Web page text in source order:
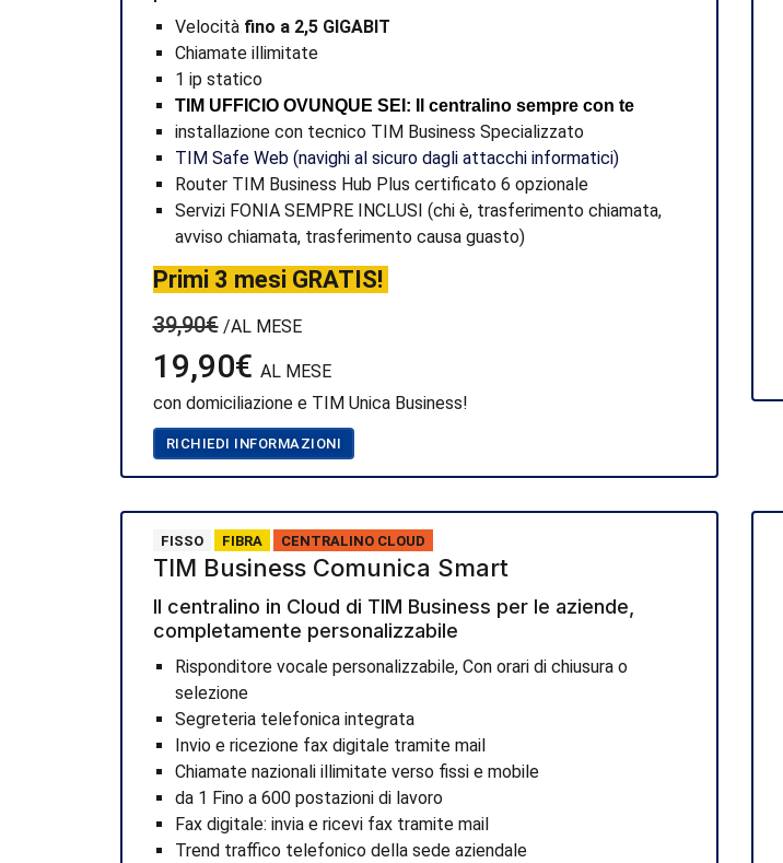
Velocitàfino a 2,5 GIGABIT
Chiamate illimitate
1 ip statico
TIM UFFICIO OVUNQUE SEI: Il centralino sempre con te
installazione con tecnico TIM Business Specializzato
TIM Safe Web (navighi al sicuro dagli attacchi informatici)
Router TIM Business Hub Plus certificato 6 opzionale
Servizi FONIA SEMPRE INCLUSI (chi è, trasferimento chiamata,
avviso chiamata, trasferimento causa guasto)
Primi 3 mesi GRATIS!
39,90€ /AL MESE
19,90€ AL MESE
con domiciliazione e TIM Unica Business!
RICHIEDI INFORMAZIONI
FISSO FIBRA CENTRALINO CLOUD
TIM Business Comunica Smart
Il centralino in Cloud di TIM Business per le aziende,
completamente personalizzabile
Risponditore vocale personalizzabile, Con orari di chiusura o
selezione
Segreteria telefonica integrata
Invio e ricezione fax digitale tramite mail
Chiamate nazionali illimitate verso fissi e mobile
da 1 Fino a 600 postazioni di lavoro
Fax digitale: invia e ricevi fax tramite mail
Trend traffico telefonico della sede aziendale